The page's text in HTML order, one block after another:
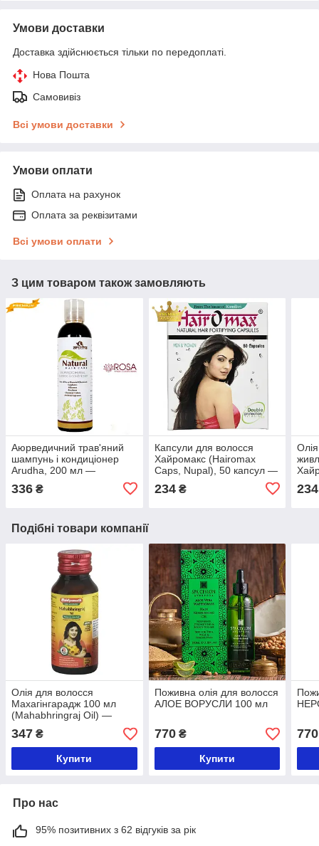
Умови доставки
Доставка здійснюється тільки по передоплаті.
Нова Пошта
Самовивіз
Всі умови доставки
Умови оплати
Оплата на рахунок
Оплата за реквізитами
Всі умови оплати
З цим товаром також замовляють
Аюрведичний трав'яний
шампунь і кондиціонер
Arudha, 200 мл —
Premium якість (аюрведа)
336 ₴
Капсули для волосся
Хайромакс (Hairomax
Caps, Nupal), 50 капсул —
захисту від лупи
234₴ 234
Подібні товари компанії
Олія для волосся
Махагінгарадж 100 мл
(Mahabhringraj Oil) —
антисептична,
зміцнювальна нерви, тонік
для волосся
347 ₴
Купити
Поживна олія для волосся
АЛОЕ ВОРУСЛИ 100 мл
770₴
Купити
770
Про нас
95% позитивних з 62 відгуків за рік